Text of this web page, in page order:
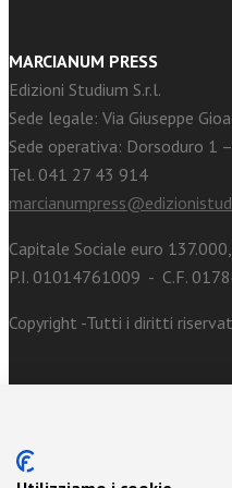
MARCIANUM PRESS
Edizioni Studium S.r.l.
Sede legale: Via Giuseppe
Sede operativa: Dorsoduro 1
Tel. 041 27 43 914
Capitale Sociale euro
P.I. 01014761009 - C.F.
Copyright -Tutti i diritti